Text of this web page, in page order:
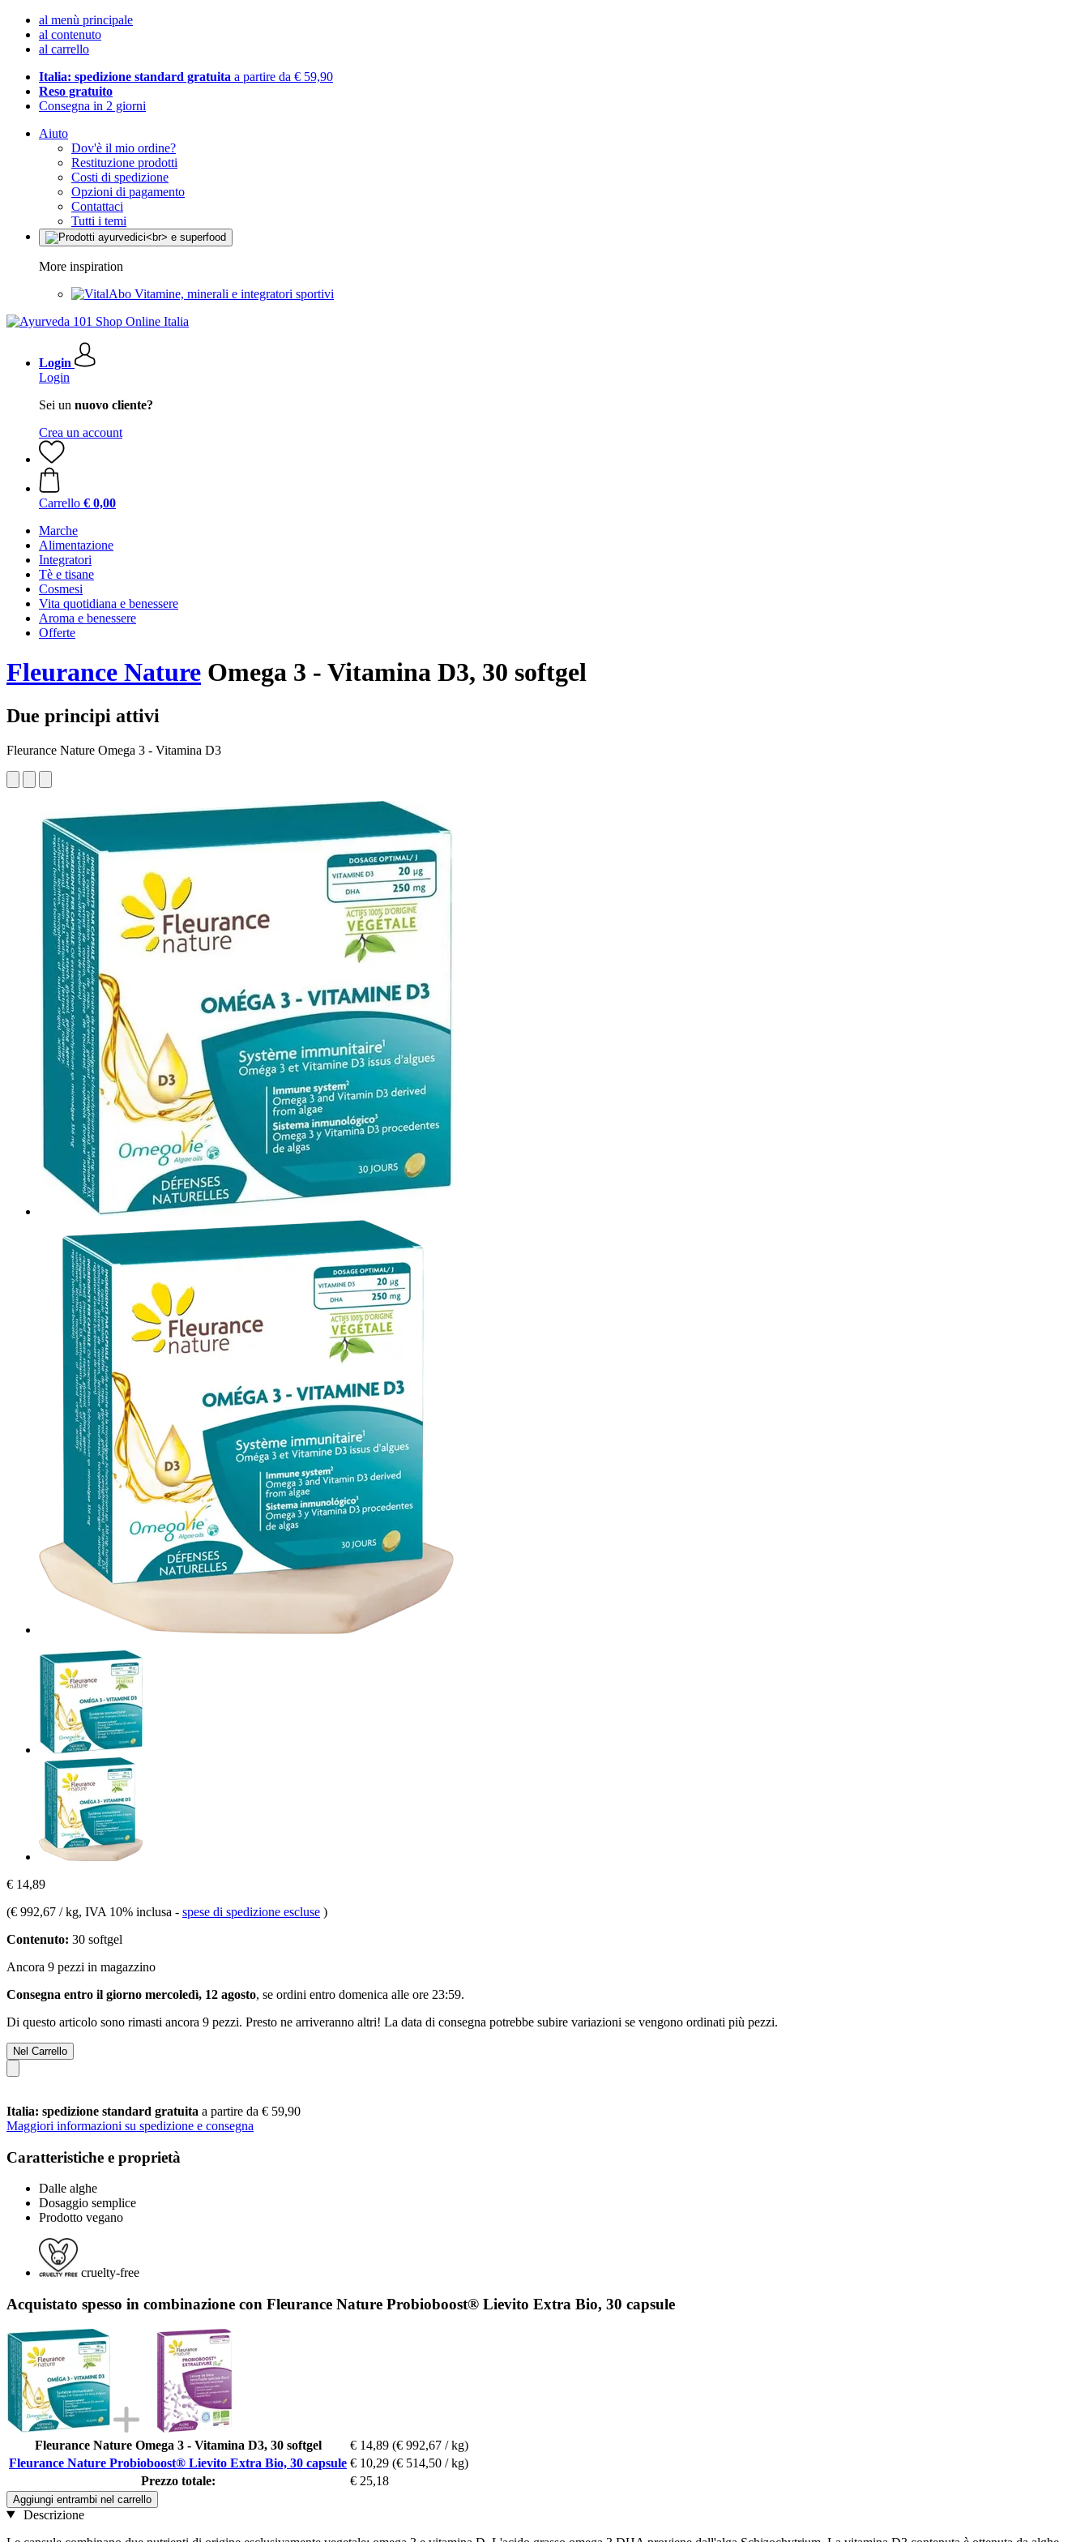
al menù principale
al contenuto
al carrello
Italia: spedizione standard gratuita a partire da € 59,90
Reso gratuito
Consegna in 2 giorni
Aiuto
Dov'è il mio ordine?
Restituzione prodotti
Costi di spedizione
Opzioni di pagamento
Contattaci
Tutti i temi
More inspiration
Vitamine, minerali e integratori sportivi
Login
Login
Sei un nuovo cliente?
Crea un account
Carrello € 0,00
Marche
Alimentazione
Integratori
Tè e tisane
Cosmesi
Vita quotidiana e benessere
Aroma e benessere
Offerte
Fleurance Nature Omega 3 - Vitamina D3, 30 softgel
Due principi attivi
Fleurance Nature Omega 3 - Vitamina D3
€ 14,89
(€ 992,67 / kg, IVA 10% inclusa - spese di spedizione escluse )
Contenuto: 30 softgel
Ancora 9 pezzi in magazzino
Consegna entro il giorno mercoledì, 12 agosto, se ordini entro domenica alle ore 23:59.
Di questo articolo sono rimasti ancora 9 pezzi. Presto ne arriveranno altri! La data di consegna potrebbe subire variazioni se vengono ordinati più pezzi.
Nel Carrello
Italia: spedizione standard gratuita a partire da € 59,90
Maggiori informazioni su spedizione e consegna
Caratteristiche e proprietà
Dalle alghe
Dosaggio semplice
Prodotto vegano
cruelty-free
Acquistato spesso in combinazione con Fleurance Nature Probioboost® Lievito Extra Bio, 30 capsule
Fleurance Nature Omega 3 - Vitamina D3, 30 softgel € 14,89 (€ 992,67 / kg)
Fleurance Nature Probioboost® Lievito Extra Bio, 30 capsule € 10,29 (€ 514,50 / kg)
Prezzo totale:
€ 25,18
Aggiungi entrambi nel carrello
Descrizione